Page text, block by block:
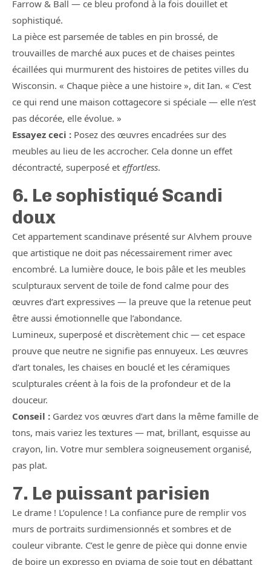
Farrow & Ball — ce bleu profond à la fois douillet et
sophistiqué.
La pièce est parsemée de tables en pin brossé, de
trouvailles de marché aux puces et de chaises peintes
écaillées qui murmurent des histoires de petites villes du
Wisconsin. « Chaque pièce a une histoire », dit Ian. « C’est
ce qui rend une maison cottagecore si spéciale — elle n’est
pas décorée, elle évolue. »
Essayez ceci : Posez des œuvres encadrées sur des
meubles au lieu de les accrocher. Cela donne un effet
décontracté, superposé et effortless.
6. Le sophistiqué Scandi
doux
Cet appartement scandinave présenté sur Alvhem prouve
que artistique ne doit pas nécessairement rimer avec
encombré. La lumière douce, le bois pâle et les meubles
sculpturaux servent de toile de fond calme pour des
œuvres d’art expressives — la preuve que la retenue peut
être aussi émotionnelle que l’abondance.
Lumineux, superposé et discrètement chic — cet espace
prouve que neutre ne signifie pas ennuyeux. Les œuvres
d’art tonales, les chaises en bouclé et les céramiques
sculpturales créent à la fois de la profondeur et de la
douceur.
Conseil : Gardez vos œuvres d’art dans la même famille de
tons, mais variez les textures — mat, brillant, esquisse au
crayon, lin. Votre mur semblera soigneusement organisé,
pas plat.
7. Le puissant parisien
Le drame ! L’opulence ! La confiance pure de remplir vos
murs de portraits surdimensionnés et sombres et de
couleur vibrante. C’est le genre de pièce qui donne envie
de boire un expresso en pyjama de soie tout en débattant